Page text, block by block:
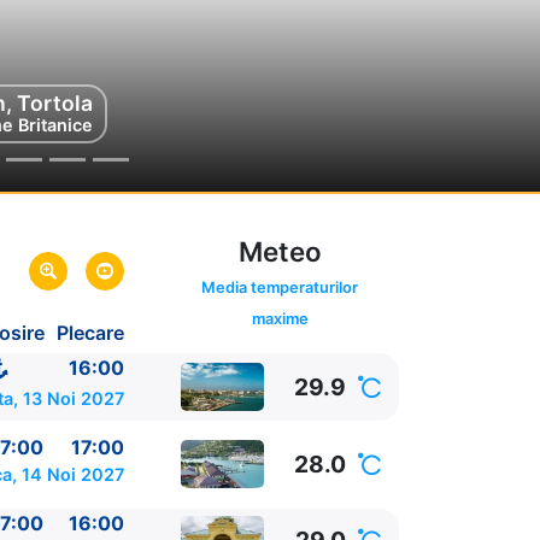
Tortola
Britanice
Plecare
Meteo
Media temperaturilor
maxime
16:00
13 Noi 2027 29.9
17:00
14 Noi 2027 28.0
16:00